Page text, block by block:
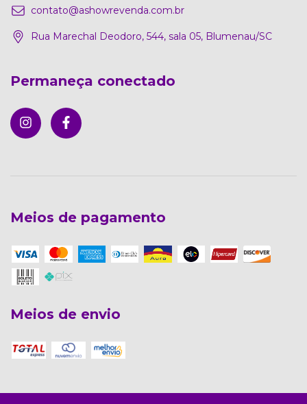
contato@ashowrevenda.com.br
Rua Marechal Deodoro, 544, sala 05, Blumenau/SC
Permaneça conectado
Meios de pagamento
Meios de envio